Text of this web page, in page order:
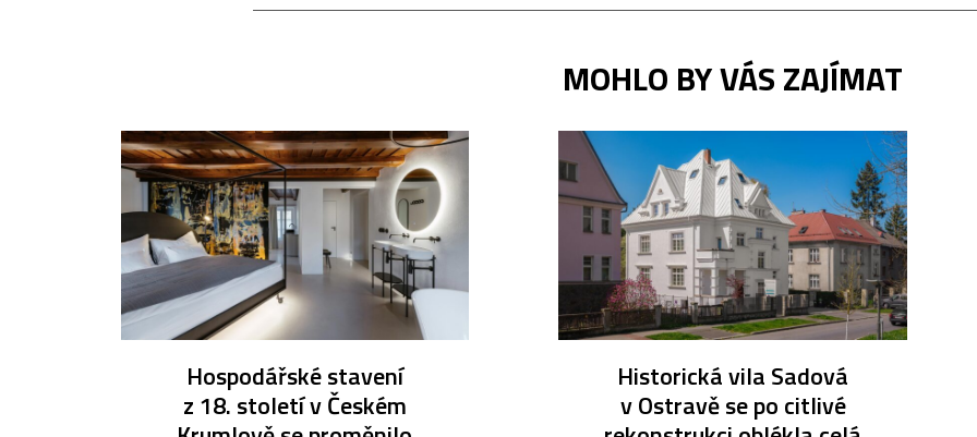
MOHLO BY VÁS ZAJÍMAT
Hospodářské stavení
z 18. století v Českém
Historická vila Sadová
v Ostravě se po citlivé